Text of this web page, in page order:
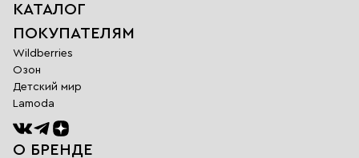
КАТАЛОГ
ПОКУПАТЕЛЯМ
Wildberries
Озон
Детский мир
Lamoda
О БРЕНДЕ